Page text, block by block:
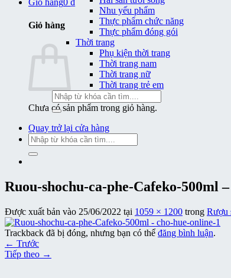
Giỏ hàng0 ₫
Giỏ hàng
Chưa có sản phẩm trong giỏ hàng.
Quay trở lại cửa hàng
Nhu yếu phẩm
Thực phẩm chức năng
Thực phẩm đóng gói
Thời trang
Phụ kiện thời trang
Thời trang nam
Thời trang nữ
Thời trang trẻ em
Tìm
kiếm:
Tìm
kiếm:
Ruou-shochu-ca-phe-Cafeko-500ml
Được xuất bản vào 25/06/2022 tại 1059 × 1200 trong Rượu
Trackback đã bị đóng, nhưng bạn có thể đăng bình luận.
← Trước
Tiếp theo →